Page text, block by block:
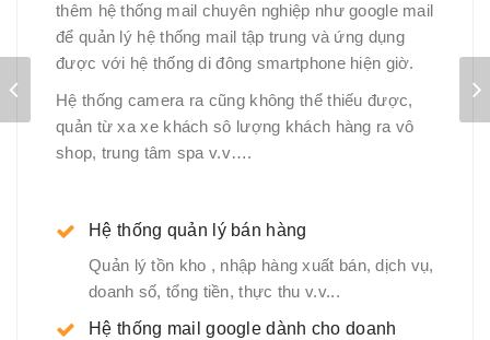
thêm hệ thống mail chuyên nghiệp như google mail
để quản lý hệ thống mail tập trung và ứng dụng
được với hệ thống di đông smartphone hiện giờ.
Hệ thống camera ra cũng không thể thiếu được,
quản từ xa xe khách sô lượng khách hàng ra vô
shop, trung tâm spa v.v….
Hệ thống quản lý bán hàng
Quản lý tồn kho , nhập hàng xuất bán, dịch vụ,
doanh số, tổng tiền, thực thu v.v...
Hệ thống mail google dành cho doanh